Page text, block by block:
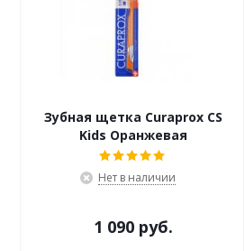
Зубная щетка Curaprox CS
Kids Оранжевая
Нет в наличии
1 090 руб.